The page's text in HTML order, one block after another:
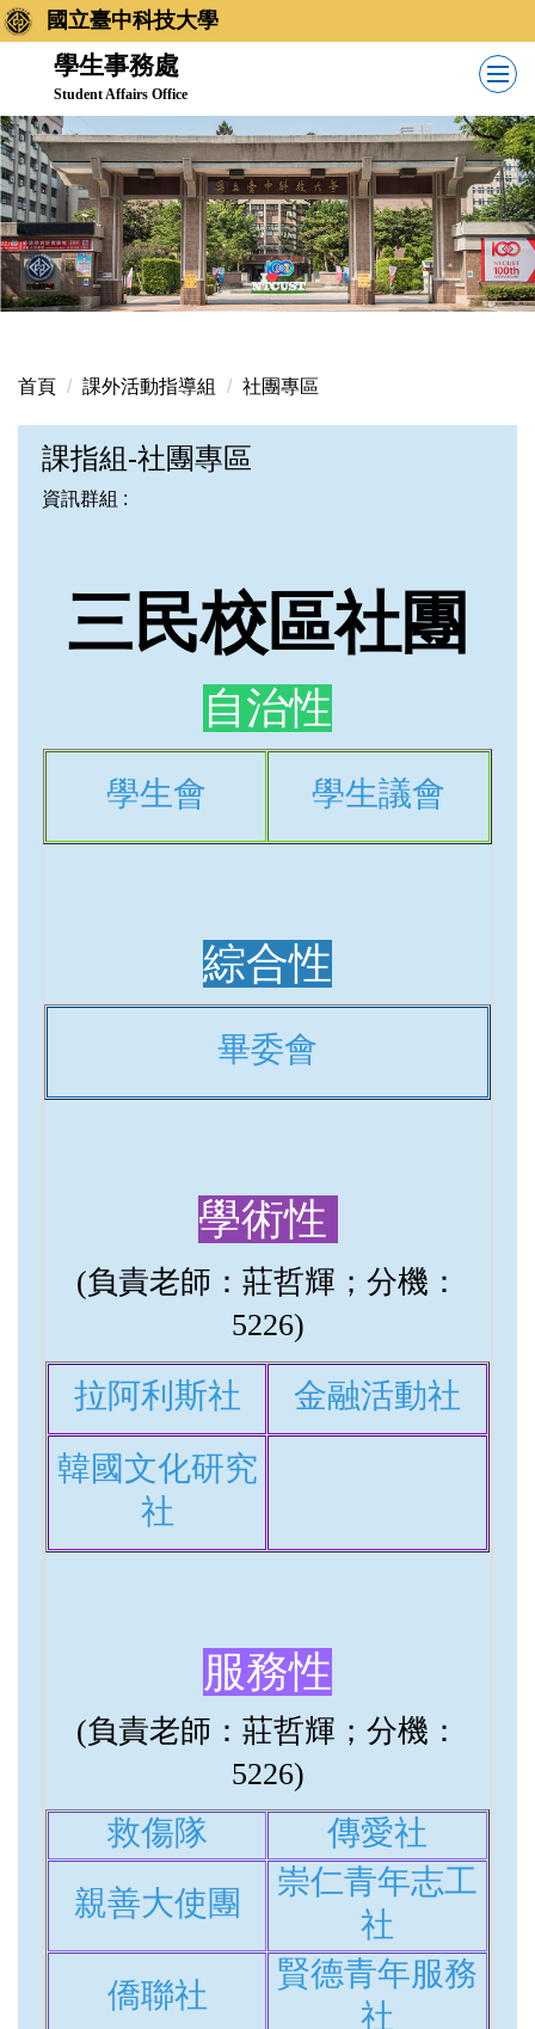
跳
到
內
容
區
國立臺中科技大學
學生事務處
Student Affairs Office
首頁 課外活動指導組 社團專區
課指組-社團專區
資訊群組 :
三民校區社團
自治性
學生會 學生議會
綜合性
畢委會
學術性
(負責老師：莊哲輝 ；分機：
5226)
拉阿利斯社
金融活動社
韓國文化研究
社
服務性
(負責老師：莊哲輝；分機：
5226)
救傷隊
傳愛社
親善大使團
崇仁青年志工
社
僑聯社
賢德青年服務
社